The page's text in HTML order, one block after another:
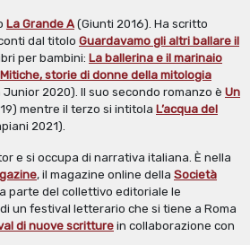
La Grande A (Giunti 2016). Ha scritto
dal titolo Guardavamo gli altri ballare il
per bambini: La ballerina e il marinaio
Mitiche, storie di donne della mitologia
2020). Il suo secondo romanzo è Un
mentre il terzo si intitola L’acqua del
2021).
e si occupa di narrativa italiana. È nella
, il magazine online della Società
parte del collettivo editoriale le
un festival letterario che si tiene a Roma
di nuove scritture in collaborazione con